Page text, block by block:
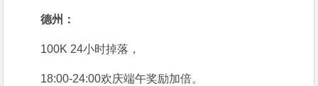
德州：
100K 24小时掉落，
18:00-24:00欢庆端午奖励加倍。